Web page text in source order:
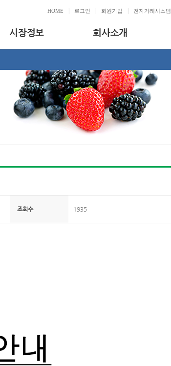
HOME 로그인 회원가입 전자거래시스템
시장정보 회사소개
조회수 1935